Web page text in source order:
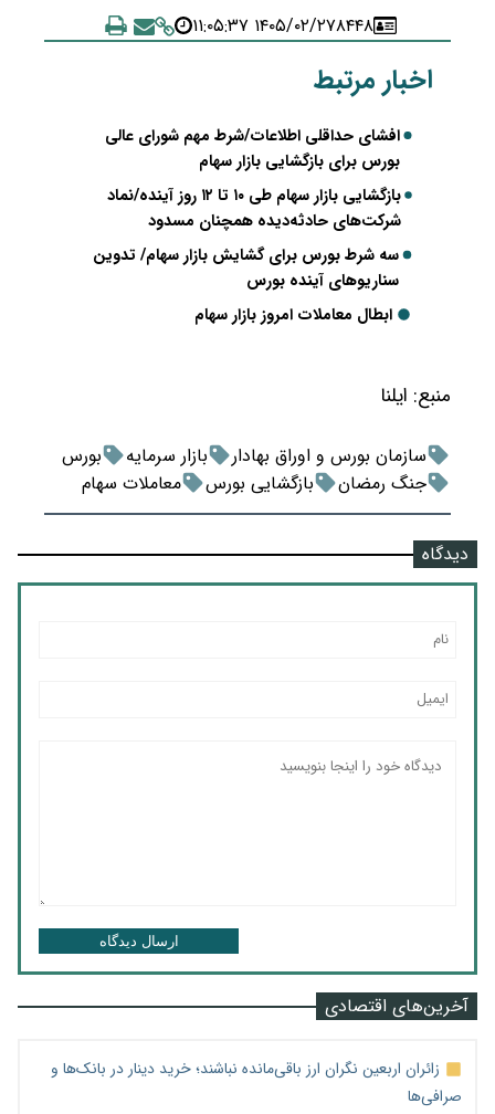
۸۴۴۸۱۴۰۵/۰۲/۲۷ ۱۱:۰۵:۳۷
اخبار مرتبط
افشای حداقلی اطلاعات/شرط مهم شورای عالی
بورس برای بازگشایی بازار سهام
بازگشایی بازار سهام طی ۱۰ تا ۱۲ روز آینده/نماد
شرکت‌های حادثه‌دیده همچنان مسدود
سه شرط بورس برای گشایش بازار سهام/ تدوین
سناریوهای آینده بورس
ابطال معاملات امروز بازار سهام
منبع: ایلنا
سازمان بورس و اوراق بهادار بازار سرمایه
بورس
جنگ رمضان
بازگشایی بورس معاملات سهام
دیدگاه
ارسال دیدگاه
آخرین‌های اقتصادی
زائران اربعین نگران ارز باقی‌مانده نباشند؛ خرید دینار در بانک‌ها و
صرافی‌ها